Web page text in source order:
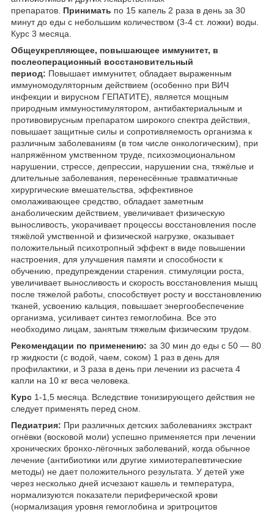
препаратов. Принимать по 15 капель 2 раза в день за 30
минут до еды с небольшим количеством (3-4 ст. ложки) воды.
Курс 3 месяца.
Общеукрепляющее, повышающее иммунитет, в
послеоперационный восстановительный
период: Повышает иммунитет, обладает выраженным
иммуномодуляторным действием (особенно при ВИЧ
инфекции и вирусном ГЕПАТИТЕ), является мощным
природным иммуностимулятором, антибактериальным и
противовирусным препаратом широкого спектра действия,
повышает защитные силы и сопротивляемость организма к
различным заболеваниям (в том числе онкологическим), при
напряжённом умственном труде, психоэмоциональном
нарушении, стрессе, депрессии, нарушении сна, тяжёлые и
длительные заболевания, перенесённые травматичные
хирургические вмешательства, эффективное
омолаживающее средство, обладает заметным
анаболическим действием, увеличивает физическую
выносливость, укорачивает процессы восстановления после
тяжёлой умственной и физической нагрузке, оказывает
положительный психотропный эффект в виде повышении
настроения, для улучшения памяти и способности к
обучению, предупреждении старения. стимуляции роста,
увеличивает выносливость и скорость восстановления мышц
после тяжелой работы, способствует росту и восстановлению
тканей, усвоению кальция, повышает энергообеспечение
организма, усиливает синтез гемоглобина. Все это
необходимо лицам, занятым тяжелым физическим трудом.
Рекомендации по применению: за 30 мин до еды с 50 — 80
гр жидкости (с водой, чаем, соком) 1 раз в день для
профилактики, и 3 раза в день при лечении из расчета 4
капли на 10 кг веса человека.
Курс 1-1,5 месяца. Вследствие тонизирующего действия не
следует применять перед сном.
Педиатрия: При различных детских заболеваниях экстракт
огнёвки (восковой моли) успешно применяется при лечении
хронических бронхо-лёгочных заболеваний, когда обычное
лечение (антибиотики или другие химиотерапевтические
методы) не дает положительного результата. У детей уже
через несколько дней исчезают кашель и температура,
нормализуются показатели периферической крови
(нормализация уровня гемоглобина и эритроцитов